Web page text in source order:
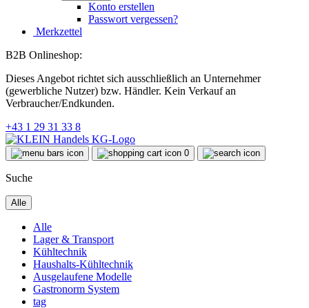
Konto erstellen
Passwort vergessen?
Merkzettel
B2B Onlineshop:
Dieses Angebot richtet sich ausschließlich an Unternehmer
(gewerbliche Nutzer) bzw. Händler. Kein Verkauf an
Verbraucher/Endkunden.
+43 1 29 31 33 8
0
Suche
Alle
Alle
Lager & Transport
Kühltechnik
Haushalts-Kühltechnik
Ausgelaufene Modelle
Gastronorm System
tag